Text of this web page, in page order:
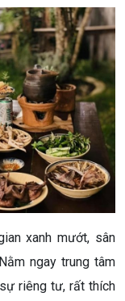
xanh mướt, sân
ngay trung tâm
riêng tư, rất thích